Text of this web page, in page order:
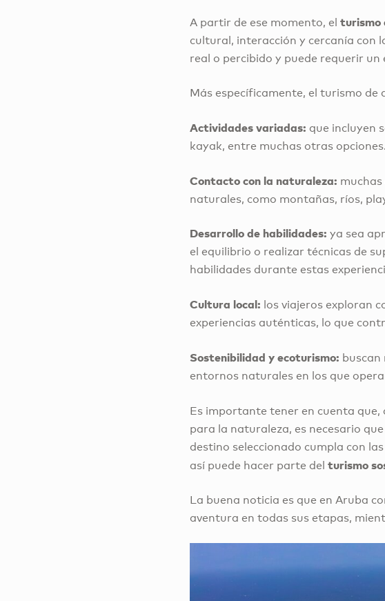
A partir de ese momento, elturismo
cultural, interacción y cercanía con
real o percibido y puede requerir
Más específicamente, el turismo de
Actividades variadas: que incluyen
kayak, entre muchas otras opciones.
Contacto con la naturaleza:
naturales, como montañas, ríos,
Desarrollo de habilidades: ya sea
el equilibrio o realizar técnicas de
habilidades durante estas
Cultura local: los viajeros exploran
experiencias auténticas, lo que
Sostenibilidad y ecoturismo: buscan
entornos naturales en los que
Es importante tener en cuenta que,
para la naturaleza, es necesario
destino seleccionado cumpla con
así puede hacer parte delturismo
La buena noticia es que en Aruba
aventura en todas sus etapas,